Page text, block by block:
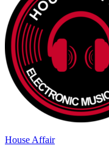
House Affair